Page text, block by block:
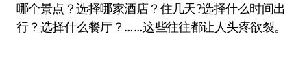
哪个景点？选择哪家酒店？住几天?选择什么时间出
行？选择什么餐厅？……这些往往都让人头疼欲裂。